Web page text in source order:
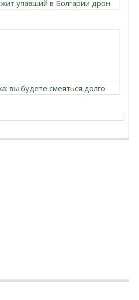
упавший в Болгарии дрон
вы будете смеяться долго